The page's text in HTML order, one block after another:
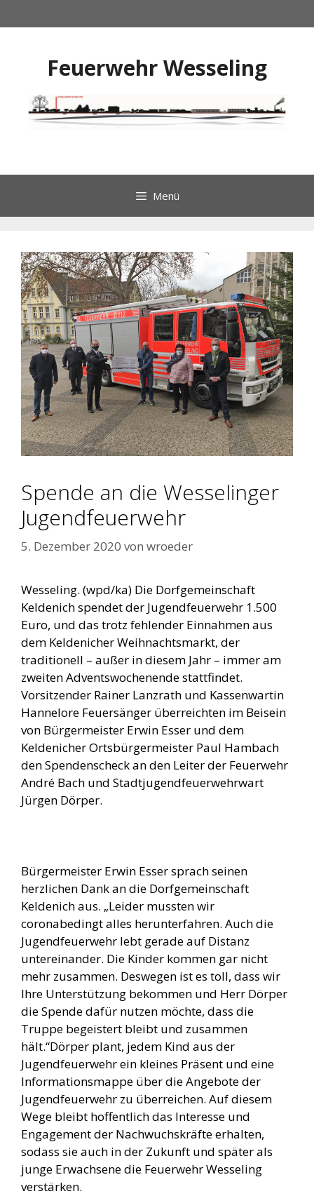
Inhalt
Feuerwehr Wesseling
Menü
Spende an die Wesselinger
Jugendfeuerwehr
5. Dezember 2020 von wroeder
Wesseling. (wpd/ka) Die Dorfgemeinschaft
Keldenich spendet der Jugendfeuerwehr 1.500
Euro, und das trotz fehlender Einnahmen aus
dem Keldenicher Weihnachtsmarkt, der
traditionell – außer in diesem Jahr – immer am
zweiten Adventswochenende stattfindet.
Vorsitzender Rainer Lanzrath und Kassenwartin
Hannelore Feuersänger überreichten im Beisein
von Bürgermeister Erwin Esser und dem
Keldenicher Ortsbürgermeister Paul Hambach
den Spendenscheck an den Leiter der Feuerwehr
André Bach und Stadtjugendfeuerwehrwart
Jürgen Dörper.
Bürgermeister Erwin Esser sprach seinen
herzlichen Dank an die Dorfgemeinschaft
Keldenich aus. „Leider mussten wir
coronabedingt alles herunterfahren. Auch die
Jugendfeuerwehr lebt gerade auf Distanz
untereinander. Die Kinder kommen gar nicht
mehr zusammen. Deswegen ist es toll, dass wir
Ihre Unterstützung bekommen und Herr Dörper
die Spende dafür nutzen möchte, dass die
Truppe begeistert bleibt und zusammen
hält.“Dörper plant, jedem Kind aus der
Jugendfeuerwehr ein kleines Präsent und eine
Informationsmappe über die Angebote der
Jugendfeuerwehr zu überreichen. Auf diesem
Wege bleibt hoffentlich das Interesse und
Engagement der Nachwuchskräfte erhalten,
sodass sie auch in der Zukunft und später als
junge Erwachsene die Feuerwehr Wesseling
verstärken.